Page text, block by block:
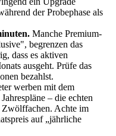
der Probephase als
Manche Premium-
begrenzen das
dass es aktiven
ausgeht. Prüfe das
bezahlst.
werben mit dem
– die echten
Zwölffachen. Achte im
auf „jährliche